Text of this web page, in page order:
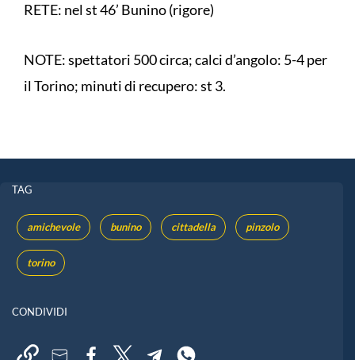
RETE: nel st 46’ Bunino (rigore)
NOTE: spettatori 500 circa; calci d’angolo: 5-4 per
il Torino; minuti di recupero: st 3.
TAG
amichevole bunino cittadella pinzolo
torino
CONDIVIDI